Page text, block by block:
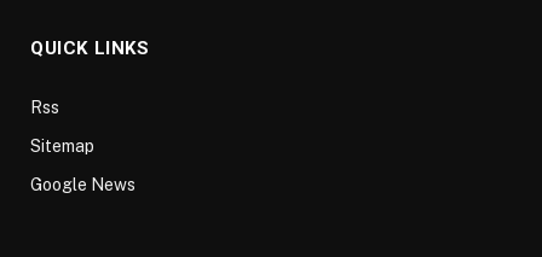
QUICK LINKS
Rss
Sitemap
Google News